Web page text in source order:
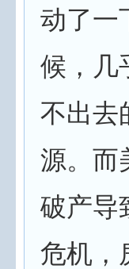
动了一
候，几
不出去
源。而
破产导
危机，